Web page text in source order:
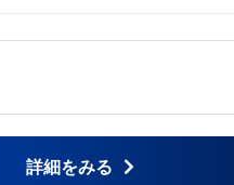
詳細をみる